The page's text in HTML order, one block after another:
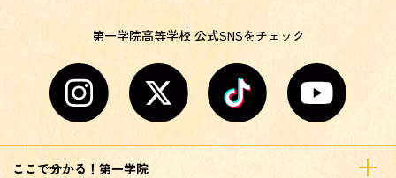
第一学院高等学校 公式SNSをチェック
ここで分かる！第一学院